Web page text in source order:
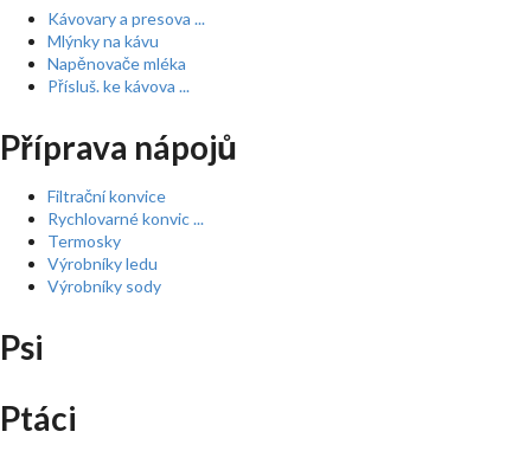
Kávovary a presova ...
Mlýnky na kávu
Napěnovače mléka
Přísluš. ke kávova ...
Příprava nápojů
Filtrační konvice
Rychlovarné konvic ...
Termosky
Výrobníky ledu
Výrobníky sody
Psi
Ptáci